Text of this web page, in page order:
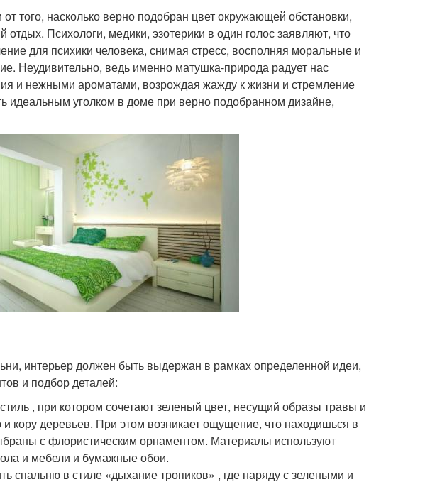
того, насколько верно подобран цвет окружающей обстановки,
Психологи, медики, эзотерики в один голос заявляют, что
для психики человека, снимая стресс, восполняя моральные и
Неудивительно, ведь именно матушка-природа радует нас
и нежными ароматами, возрождая жажду к жизни и стремление
идеальным уголком в доме при верно подобранном дизайне,
интерьер должен быть выдержан в рамках определенной идеи,
и подбор деталей:
, при котором сочетают зеленый цвет, несущий образы травы и
деревьев. При этом возникает ощущение, что находишься в
с флористическим орнаментом. Материалы используют
и мебели и бумажные обои.
спальню в стиле «дыхание тропиков» , где наряду с зелеными и